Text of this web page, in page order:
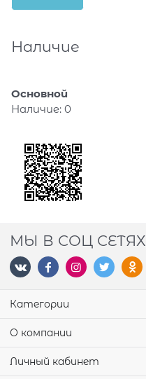
Наличие
Основной
Наличие: 0
МЫ В СОЦ СЕТЯХ
Категории
О компании
Личный кабинет